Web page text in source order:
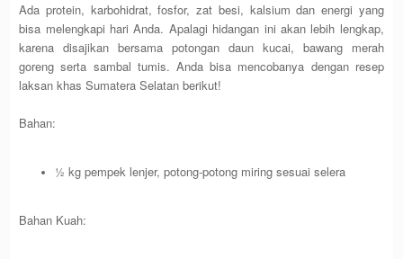
Ada protein, karbohidrat, fosfor, zat besi, kalsium dan energi yang
bisa melengkapi hari Anda. Apalagi hidangan ini akan lebih lengkap,
karena disajikan bersama potongan daun kucai, bawang merah
goreng serta sambal tumis. Anda bisa mencobanya dengan resep
laksan khas Sumatera Selatan berikut!
Bahan:
½ kg pempek lenjer, potong-potong miring sesuai selera
Bahan Kuah: